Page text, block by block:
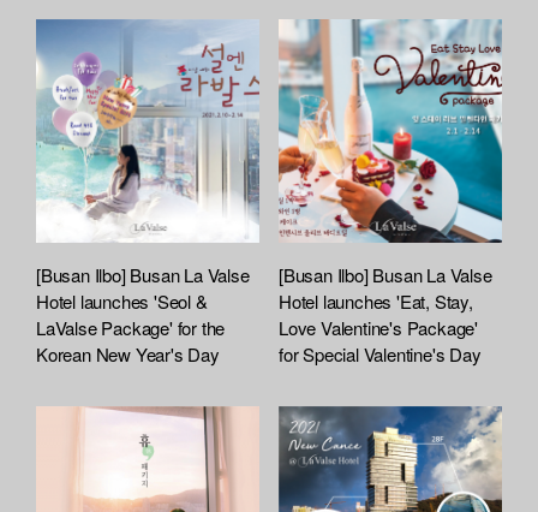
[Busan Ilbo] Busan La Valse
Hotel launches 'Seol &
LaValse Package' for the
Korean New Year's Day
[Busan Ilbo] Busan La Valse
Hotel launches 'Eat, Stay,
Love Valentine's Package'
for Special Valentine's Day